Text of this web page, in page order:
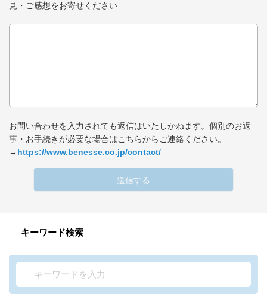
見・ご感想をお寄せください
お問い合わせを入力されても返信はいたしかねます。個別のお返
事・お手続きが必要な場合はこちらからご連絡ください。
→ https://www.benesse.co.jp/contact/
送信する
キーワード検索